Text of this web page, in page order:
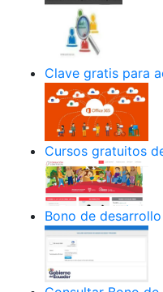
Clave gratis para
Cursos gratuitos
Bono de